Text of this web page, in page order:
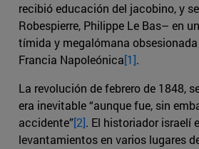
recibió educación del jacobino, y
Robespierre, Philippe Le Bas– en
tímida y megalómana
Francia Napoleónica[1].
La revolución de febrero de 1848,
era inevitable “aunque fue, sin
accidente”[2]. El historiador israelí
levantamientos en varios lugares